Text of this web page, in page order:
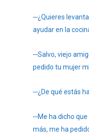
─¿Quieres
ayudar en la
─Salvo, viejo
pedido tu mujer
─¿De qué estás
─Me ha dicho
más, me ha